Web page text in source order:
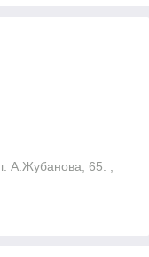
нового
носит
А.Жубанова, 65. ,